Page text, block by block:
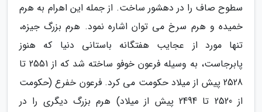
سطوح صاف را در دهشور ساخت. از جمله این اهرام به هرم
خمیده و هرم سرخ می توان اشاره نمود. هرم بزرگ جیزه،
تنها مورد از عجایب هفتگانه باستانی دنیا که هنوز
پابرجاست، به وسیله فرعون خوفو ساخته شد که از 2551 تا
2528 پیش از میلاد حکومت می کرد. فرعون خفرع (حکومت
از 2520 تا 2494 پیش از میلاد) هرم بزرگ دیگری را در